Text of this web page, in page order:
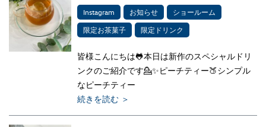
Instagram お知らせ
ショールーム
限定お茶菓子
限定ドリンク
皆様こんにちは🐸本日は新作のスペシャルドリ
ンクのご紹介です💁✨ピーチティー🍑シンプル
なピーチティー
続きを読む ＞